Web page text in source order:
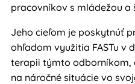
pracovníkov s mládežou a
Jeho cieľom je poskytnúť
ohľadom využitia FASTu v
terapii týmto odborníkom,
na náročné situácie vo